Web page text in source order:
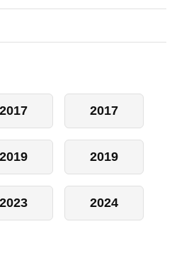
2017 2017
2019 2019
2023 2024